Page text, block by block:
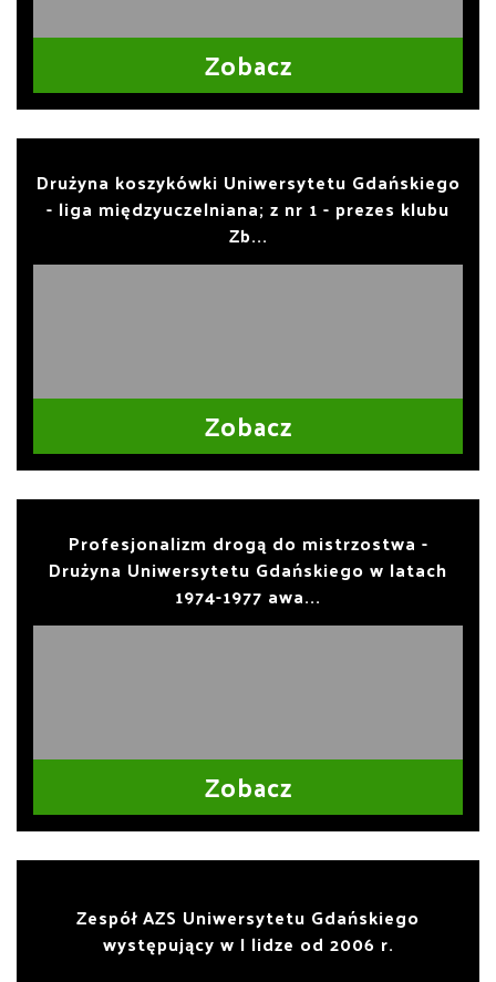
Zobacz
Drużyna koszykówki Uniwersytetu Gdańskiego
- liga międzyuczelniana; z nr 1 - prezes klubu
Zb...
Zobacz
Profesjonalizm drogą do mistrzostwa -
Drużyna Uniwersytetu Gdańskiego w latach
1974-1977 awa...
Zobacz
Zespół AZS Uniwersytetu Gdańskiego
występujący w I lidze od 2006 r.